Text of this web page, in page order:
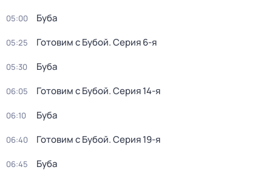
05:00 Буба
05:25 Готовим с Бубой. Серия 6-я
05:30 Буба
06:05 Готовим с Бубой. Серия 14-я
06:10 Буба
06:40 Готовим с Бубой. Серия 19-я
06:45 Буба